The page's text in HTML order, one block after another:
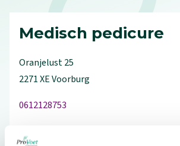
Medisch pedicure
Oranjelust25
2271 XEVoorburg
0612128753